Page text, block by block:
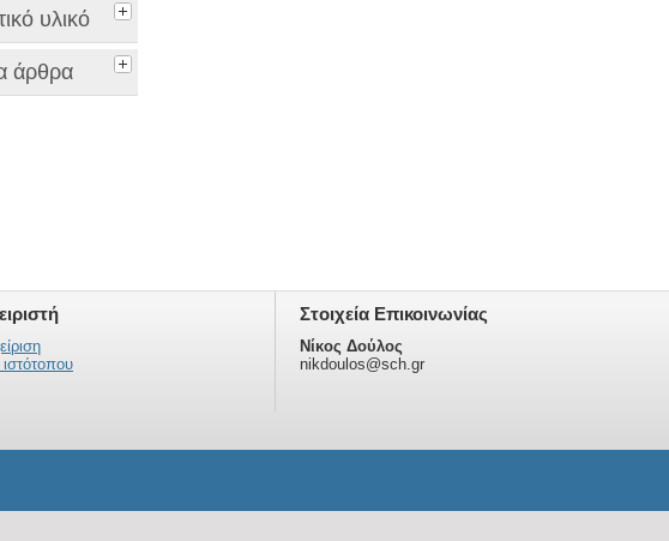
υλικό
άρθρα
Στοιχεία Επικοινωνίας
Νίκος Δούλος
nikdoulos@sch.gr